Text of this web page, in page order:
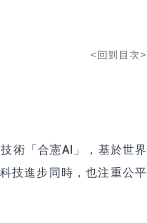
<回到目次>
術「合憲AI」，基於世界
技進步同時，也注重公平